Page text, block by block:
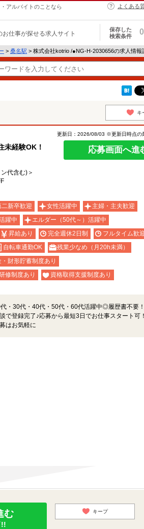
アルバイトのことなら
よくある
お仕事が探せる求人サイト
保存した
検索条件
0
> 桑名駅 > 株式会社kotrio /●NG-H-2030656の求人情報
キ
未経験OK！
更新日：2026/08/03 ※更新日時点の
応募画面へ進
代含む)＞
二新卒歓迎 女性活躍中
主婦・主夫歓迎
躍中
エルダー（50代～）活躍中
昇給あり 完全週休2日制
フルタイム歓
自転車通勤OK
残業少なめ（月20h未満）
財形貯蓄制度あり
修制度あり 資格取得支援制度あり
・30代・40代・50代・60代活躍中◎履歴書不要
で登録完了♪応募から最短3日でお仕事スタート可
はお気軽に
む
!!
キープ